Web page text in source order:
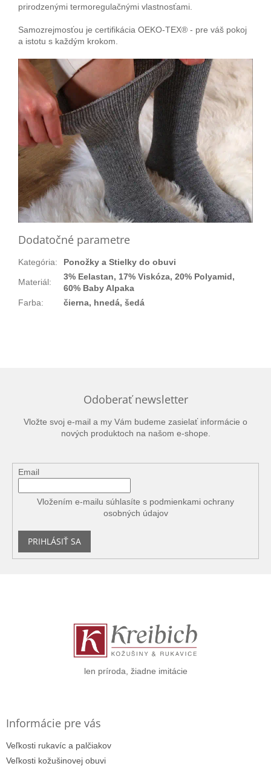
prirodzenými termoregulačnými vlastnosťami.
Samozrejmosťou je certifikácia OEKO-TEX® - pre váš pokoj
a istotu s každým krokom.
Dodatočné parametre
Kategória: Ponožky a Stielky do obuvi
Materiál:
3% Eelastan, 17% Viskóza, 20% Polyamid,
60% Baby Alpaka
Farba: čierna, hnedá, šedá
Odoberať newsletter
Vložte svoj e-mail a my Vám budeme zasielať informácie o
nových produktoch na našom e-shope.
Email
Vložením e-mailu súhlasíte s podmienkami ochrany
osobných údajov
PRIHLÁSIŤ SA
len príroda, žiadne imitácie
Informácie pre vás
Veľkosti rukavíc a palčiakov
Veľkosti kožušinovej obuvi